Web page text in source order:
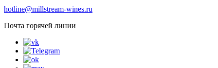
hotline@millstream-wines.ru
Почта горячей линии